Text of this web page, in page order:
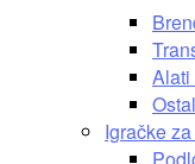
Alati
Igračke